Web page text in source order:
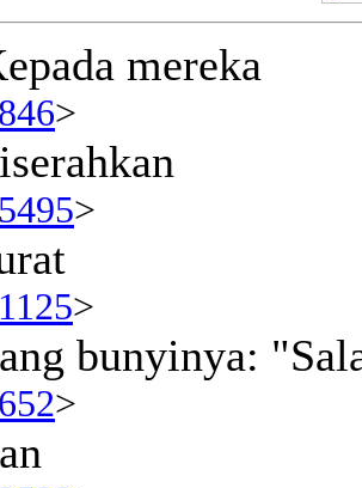
mereka
846>
5495>
1125>
bunyinya:
652>